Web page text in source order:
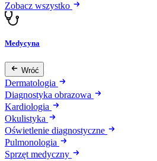
Zobacz wszystko
Medycyna
Wróć
Dermatologia
Diagnostyka obrazowa
Kardiologia
Okulistyka
Oświetlenie diagnostyczne
Pulmonologia
Sprzęt medyczny